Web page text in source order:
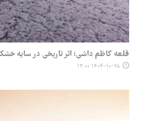
قلعه کاظم داشی؛ اثر تاریخی در سایه
۱۴۰۴-۱۰-۲۸ ۱۳:۰۰